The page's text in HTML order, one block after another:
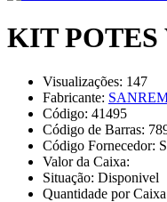
KIT POTES
Visualizações: 147
Fabricante:
Código: 41495
Código de Barras:
Código Fornecedor:
Valor da Caixa:
Situação: Disponivel
Quantidade por